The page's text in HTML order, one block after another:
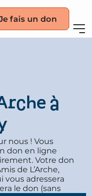
fais un don
à
nous ! Vous
don en ligne
Votre don
de L’Arche,
vous adressera
le don (sans